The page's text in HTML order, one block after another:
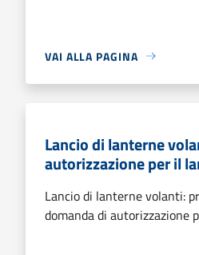
VAI ALLA PAGINA
Lancio di lanterne
autorizzazione per il
Lancio di lanterne volanti:
domanda di autorizzazione